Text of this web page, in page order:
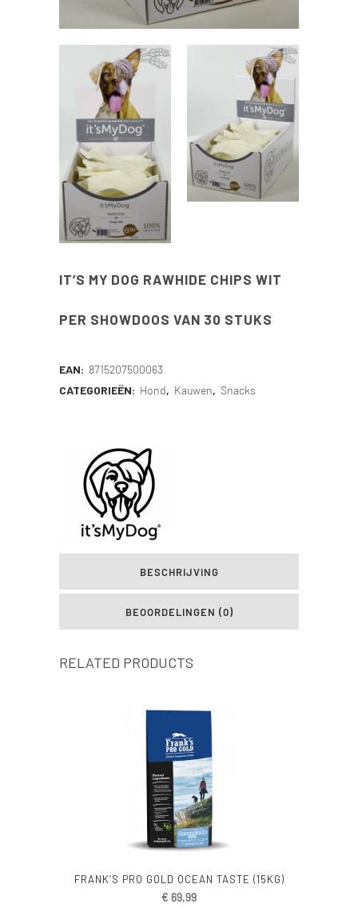
IT’S MY DOG RAWHIDE CHIPS WIT
PER SHOWDOOS VAN 30 STUKS
EAN: 8715207500063
CATEGORIEËN: Hond, Kauwen, Snacks
BESCHRIJVING
BEOORDELINGEN (0)
RELATED PRODUCTS
FRANK’S PRO GOLD OCEAN TASTE (15KG)
€ 69,99